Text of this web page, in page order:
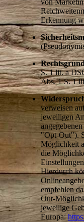
Erkennung
S. 1 lit. a
Abs. 1 S. 1
verweisen
jeweiligen
"Opt-Out").
Möglichkeit
die
Hierdurch
empfehlen
Out-
jeweilige
Europa: